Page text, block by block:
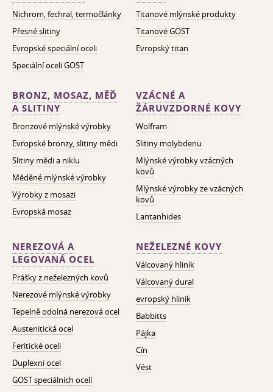
Nichrom, fechral, termočlánky
Přesné slitiny
Evropské speciální oceli
Speciální oceli GOST
Titanové mlýnské produkty
Titanové GOST
Evropský titan
BRONZ, MOSAZ, MĚĎ
A SLITINY
Bronzové mlýnské výrobky
Evropské bronzy, slitiny mědi
Slitiny mědi a niklu
Měděné mlýnské výrobky
Výrobky z mosazi
Evropská mosaz
VZÁCNÉ A
ŽÁRUVZDORNÉ KOVY
Wolfram
Slitiny molybdenu
Mlýnské výrobky vzácných
kovů
Mlýnské výrobky ze vzácných
kovů
Lantanhides
NEREZOVÁ A
LEGOVANÁ OCEL
Prášky z neželezných kovů
Nerezové mlýnské výrobky
Tepelně odolná nerezová ocel
Austenitická ocel
Feritické oceli
Duplexní ocel
GOST speciálních ocelí
NEŽELEZNÉ KOVY
Válcovaný hliník
Válcovaný dural
evropský hliník
Babbitts
Pájka
Cín
Vést